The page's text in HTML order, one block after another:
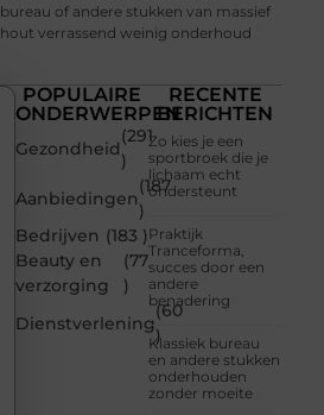
bureau of andere stukken van massief
hout verrassend weinig onderhoud
POPULAIRE
ONDERWERPEN
Gezondheid
(291
)
Aanbiedingen
(187
)
Bedrijven (183 )
Beauty en
verzorging
(77
)
Dienstverlening
(60
)
RECENTE
BERICHTEN
Zo kies je een
sportbroek die je
lichaam echt
ondersteunt
Praktijk
Tranceforma,
succes door een
andere
benadering
Klassiek bureau
en andere stukken
onderhouden
zonder moeite